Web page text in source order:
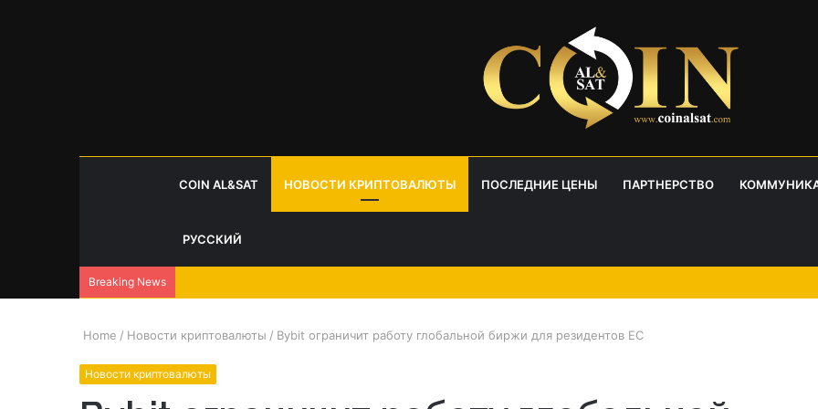
COIN AL&SAT НОВОСТИ КРИПТОВАЛЮТЫ ПОСЛЕДНИЕ ЦЕНЫ ПАРТНЕРСТВО
РУССКИЙ
Breaking News
Home / Новости криптовалюты / Bybit ограничит работу глобальной биржи для резидентов ЕС
Новости криптовалюты